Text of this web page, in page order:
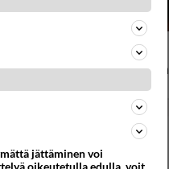
Oi! Blue Lagoon sai nuoret
tytöt punastelemaan:
Teinitähti Brooke Shieldsin
jättäminen voi
oikeutetulla edulla, voit